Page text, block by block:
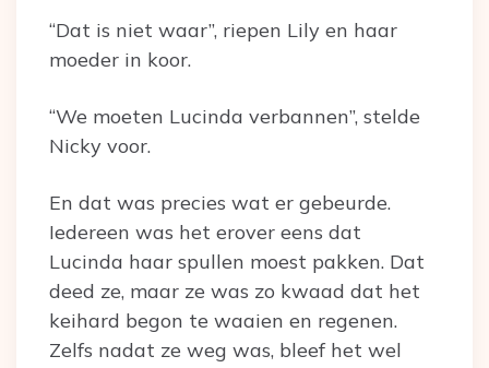
“Dat is niet waar”, riepen Lily en haar
moeder in koor.
“We moeten Lucinda verbannen”, stelde
Nicky voor.
En dat was precies wat er gebeurde.
Iedereen was het erover eens dat
Lucinda haar spullen moest pakken. Dat
deed ze, maar ze was zo kwaad dat het
keihard begon te waaien en regenen.
Zelfs nadat ze weg was, bleef het wel